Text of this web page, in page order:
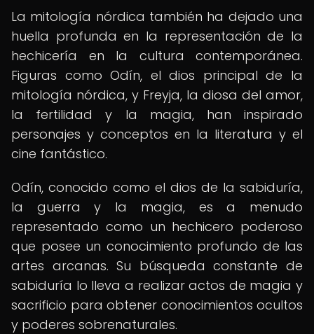
La mitología nórdica también ha dejado una
huella profunda en la representación de la
hechicería en la cultura contemporánea.
Figuras como Odín, el dios principal de la
mitología nórdica, y Freyja, la diosa del amor,
la fertilidad y la magia, han inspirado
personajes y conceptos en la literatura y el
cine fantástico.
Odín, conocido como el dios de la sabiduría,
la guerra y la magia, es a menudo
representado como un hechicero poderoso
que posee un conocimiento profundo de las
artes arcanas. Su búsqueda constante de
sabiduría lo lleva a realizar actos de magia y
sacrificio para obtener conocimientos ocultos
y poderes sobrenaturales.